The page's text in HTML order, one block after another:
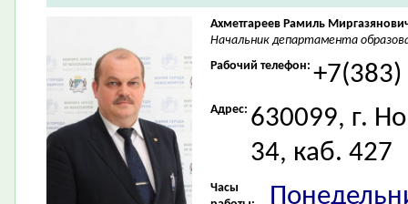
Ахметгареев Рамиль
Начальник департамента
Рабочий телефон:
Адрес: 630099, г.
34, каб. 427
Часы